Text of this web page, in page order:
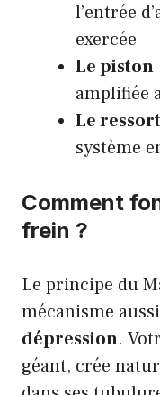
l’entrée
exercée
Le piston
amplifiée
Le
système
Comment
frein ?
Le principe du
mécanisme
dépression.
géant, crée